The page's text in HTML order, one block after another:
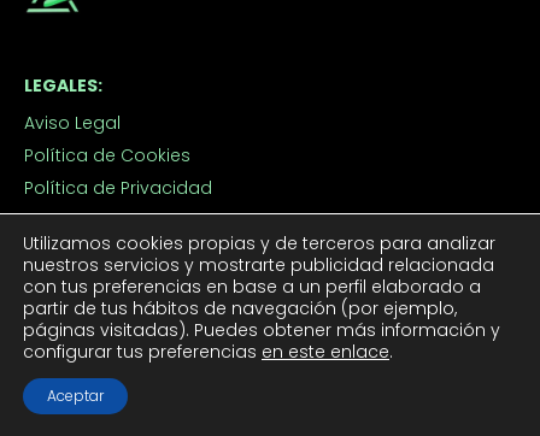
LEGALES:
Aviso Legal
Política de Cookies
Política de Privacidad
Contacto
TUS TENIS CROSSFIT:
Tenis CrossFit Hombre
Tenis CrossFit Mujer
Utilizamos cookies propias y de terceros para analizar
nuestros servicios y mostrarte publicidad relacionada
con tus preferencias en base a un perfil elaborado a
partir de tus hábitos de navegación (por ejemplo,
páginas visitadas). Puedes obtener más información y
configurar tus preferencias en este enlace.
Aceptar